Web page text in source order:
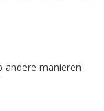
andere manieren